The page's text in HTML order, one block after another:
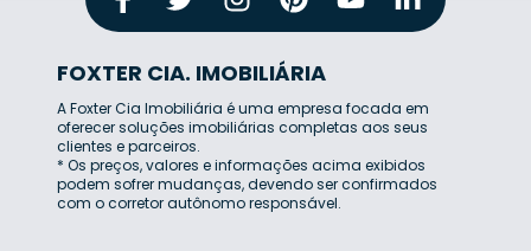
FOXTER CIA. IMOBILIÁRIA
A Foxter Cia Imobiliária é uma empresa focada em
oferecer soluções imobiliárias completas aos seus
clientes e parceiros.
* Os preços, valores e informações acima exibidos
podem sofrer mudanças, devendo ser confirmados
com o corretor autônomo responsável.